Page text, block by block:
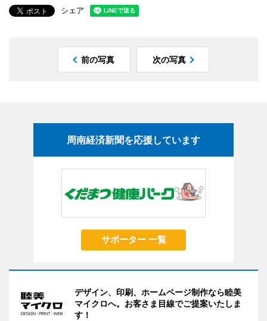
シェア
前の写真 次の写真
周南経済新聞を応援しています
サポーター 一覧
デザイン、印刷、ホームページ制作なら睦美
マイクロへ。お客さま目線でご提案いたしま
す！